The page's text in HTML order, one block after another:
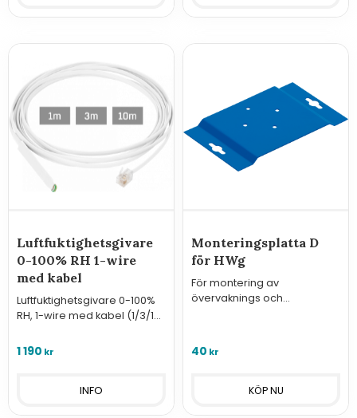
Luftfuktighetsgivare
0-100% RH 1-wire
med kabel
Luftfuktighetsgivare 0-100%
RH, 1-wire med kabel (1/3/10
inomhusbruk.
1 190 kr
INFO
Monteringsplatta D
för HWg
För montering av
övervaknings och
40 kr